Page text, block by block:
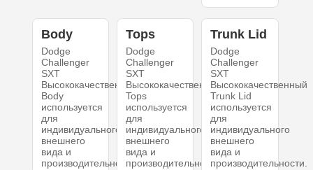
Body
Dodge
Challenger
SXT
Высококачественный
Body
используется
для
индивидуального
внешнего
вида и
производительности.
Tops
Dodge
Challenger
SXT
Высококачественный
Tops
используется
для
индивидуального
внешнего
вида и
производительности.
Trunk Lid
Dodge
Challenger
SXT
Высококачественный
Trunk Lid
используется
для
индивидуального
внешнего
вида и
производительности.